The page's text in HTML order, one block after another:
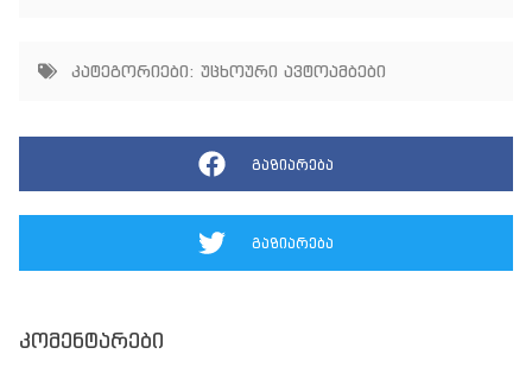
კატეგორიები: უცხოური ავტოამბები
გაზიარება
გაზიარება
კომენტარები